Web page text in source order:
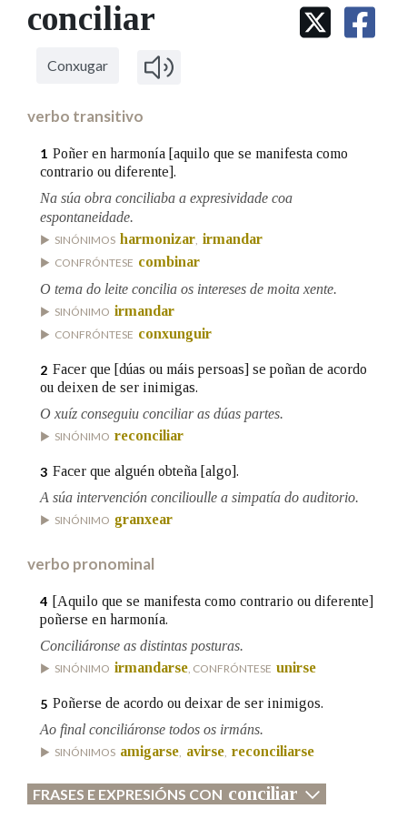
IDENTIDADE CORPORATIVA
MARCIAL DEL ADALID
FIGURAS HOMENAXEADAS
Facebook
TwitterYoutubeInstagram
Bluesky
BUSCAR NOS LEMAS
Comeza por
Contén
BUSCAR NO CONTIDO
Nas definicións
Nos exemplos
Marcas gramaticais
Pertence a
LIMPAR
conciliar
Conxugar
verbo transitivo
1 Poñer en harmonía [aquilo que se manifesta como
contrario ou diferente].
Na súa obra conciliaba a expresividade coa
espontaneidade.
SINÓNIMOS harmonizar irmandar
CONFRÓNTESE combinar
O tema do leite concilia os intereses de moita xente.
SINÓNIMO irmandar
CONFRÓNTESE conxunguir
2 Facer que [dúas ou máis persoas] se poñan de acordo
ou deixen de ser inimigas.
O xuíz conseguiu conciliar as dúas partes.
SINÓNIMO reconciliar
3 Facer que alguén obteña [algo].
A súa intervención concilioulle a simpatía do auditorio.
SINÓNIMO granxear
verbo pronominal
4 [Aquilo que se manifesta como contrario ou diferente]
poñerse en harmonía.
Conciliáronse as distintas posturas.
SINÓNIMO irmandarse , CONFRÓNTESE unirse
5 Poñerse de acordo ou deixar de ser inimigos.
Ao final conciliáronse todos os irmáns.
SINÓNIMOS amigarse, avirse, reconciliarse
FRASES E EXPRESIÓNS CON conciliar